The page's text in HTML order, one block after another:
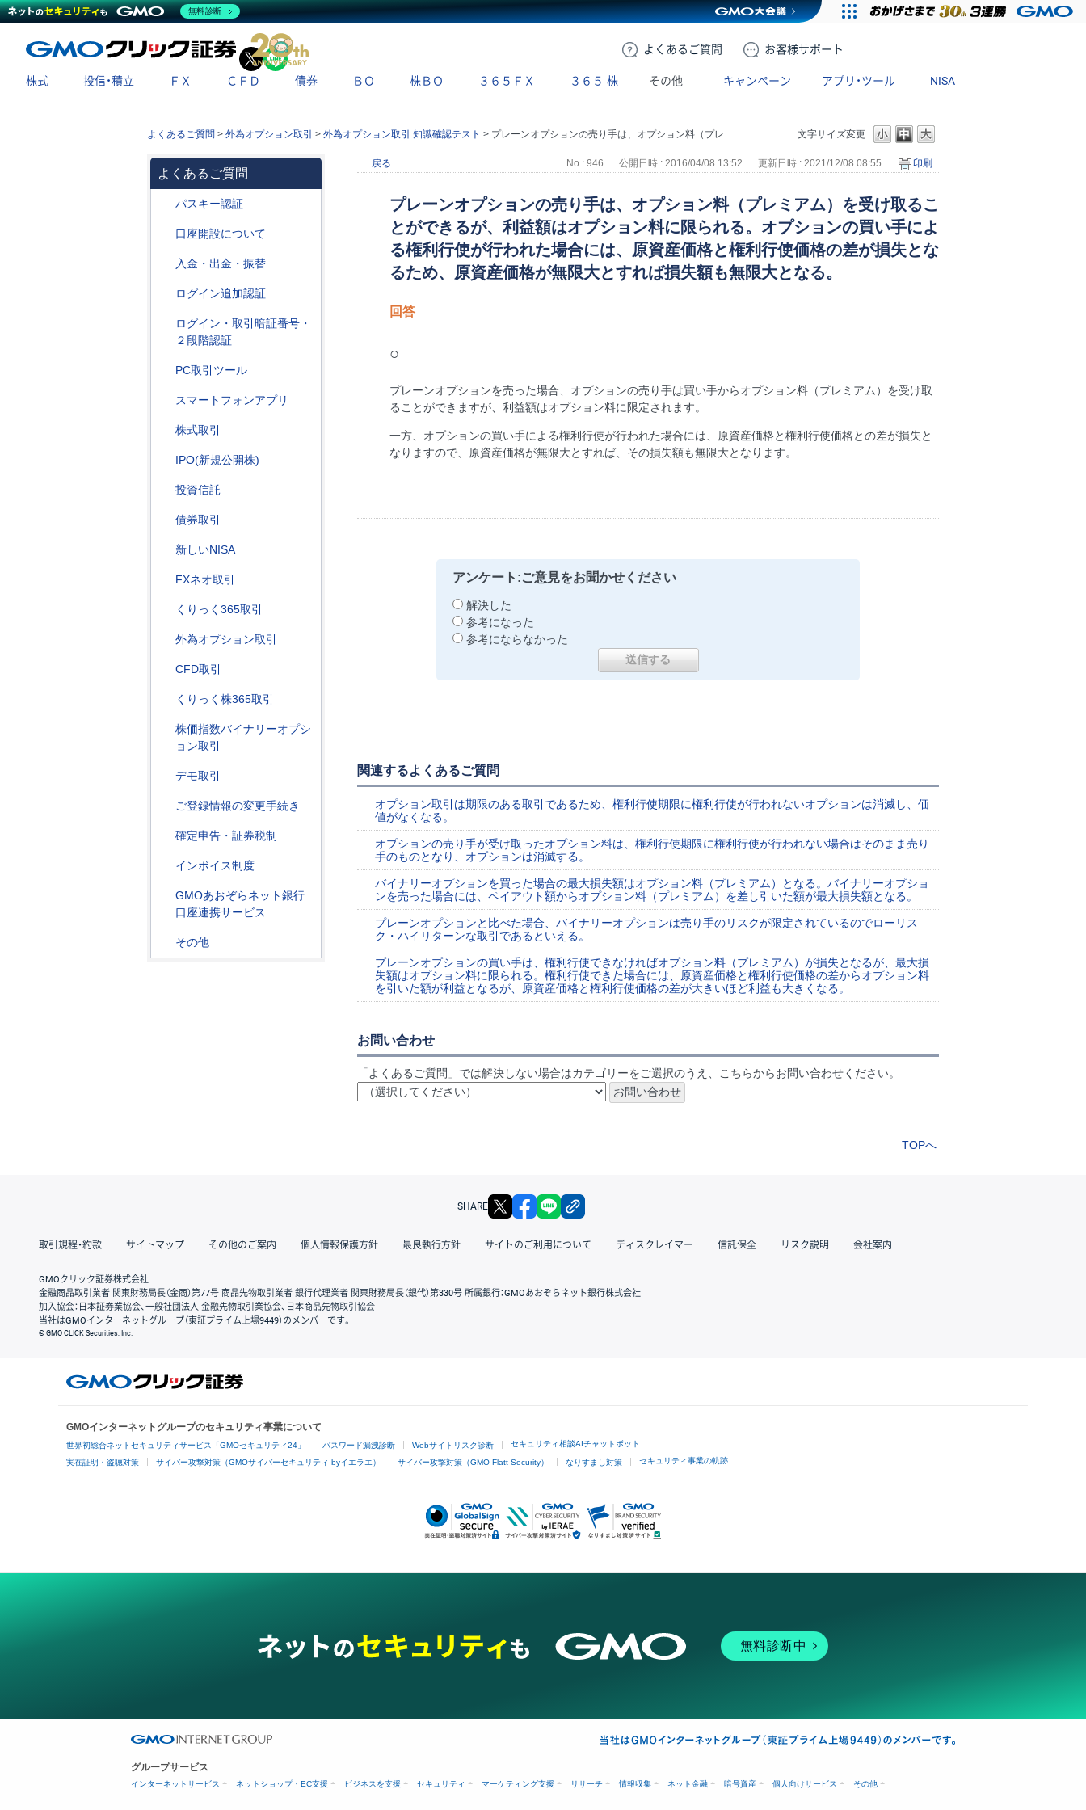
よくある ご質問 お客様サポート
X
株式 投信・積立 ＦＸ ＣＦＤ 債券 ＢＯ 株ＢＯ ３６５ＦＸ ３６５ 株 その他 キャンペーン アプリ・ツール NISA
文字サイズ変更
よくあるご質問 > 外為オプション取引 > 外為オプション取引 知識確認テスト > プレーンオプションの売り手は、オプション料（プレミアム）を受け取ることができるが、利益額はオプション料に限られる。オプションの買い手による権利行使が行われた場合には、原資産価格と権利行使価格の差が損失となるため、原資産価格が無限大とすれば損失額も無限大となる。
よくあるご質問
パスキー認証
口座開設について
入金・出金・振替
ログイン追加認証
ログイン・取引暗証番号・
２段階認証
PC取引ツール
スマートフォンアプリ
株式取引
IPO(新規公開株)
投資信託
債券取引
新しいNISA
FXネオ取引
くりっく365取引
外為オプション取引
CFD取引
くりっく株365取引
株価指数バイナリーオプシ
ョン取引
デモ取引
ご登録情報の変更手続き
確定申告・証券税制
インボイス制度
GMOあおぞらネット銀行
口座連携サービス
その他
戻る No : 946 公開日時 : 2016/04/08 13:52 更新日時 : 2021/12/08 08:55 印刷
プレーンオプションの売り手は、オプション料（プレミアム）を受け取るこ
とができるが、利益額はオプション料に限られる。オプションの買い手によ
る権利行使が行われた場合には、原資産価格と権利行使価格の差が損失とな
るため、原資産価格が無限大とすれば損失額も無限大となる。
回答
○
プレーンオプションを売った場合、オプションの売り手は買い手からオプション料（プレミアム）を受け取
ることができますが、利益額はオプション料に限定されます。
一方、オプションの買い手による権利行使が行われた場合には、原資産価格と権利行使価格との差が損失と
なりますので、原資産価格が無限大とすれば、その損失額も無限大となります。
アンケート:ご意見をお聞かせください
解決した
参考になった
参考にならなかった
関連するよくあるご質問
オプション取引は期限のある取引であるため、権利行使期限に権利行使が行われないオプションは消滅し、価
値がなくなる。
オプションの売り手が受け取ったオプション料は、権利行使期限に権利行使が行われない場合はそのまま売り
手のものとなり、オプションは消滅する。
バイナリーオプションを買った場合の最大損失額はオプション料（プレミアム）となる。バイナリーオプショ
ンを売った場合には、ペイアウト額からオプション料（プレミアム）を差し引いた額が最大損失額となる。
プレーンオプションと比べた場合、バイナリーオプションは売り手のリスクが限定されているのでローリス
ク・ハイリターンな取引であるといえる。
プレーンオプションの買い手は、権利行使できなければオプション料（プレミアム）が損失となるが、最大損
失額はオプション料に限られる。権利行使できた場合には、原資産価格と権利行使価格の差からオプション料
を引いた額が利益となるが、原資産価格と権利行使価格の差が大きいほど利益も大きくなる。
お問い合わせ
「よくあるご質問」では解決しない場合はカテゴリーをご選択のうえ、こちらからお問い合わせください。
TOPへ
SHARE X facebook
取引規程・約款 サイトマップ その他のご案内 個人情報保護方針 最良執行方針 サイトのご利用について ディスクレイマー 信託保全 リスク説明 会社案内
GMOクリック証券株式会社
金融商品取引業者 関東財務局長（金商）第77号 商品先物取引業者 銀行代理業者 関東財務局長（銀代）第330号 所属銀行：GMOあおぞらネット銀行株式会社
加入協会：日本証券業協会、一般社団法人 金融先物取引業協会、日本商品先物取引協会
当社はGMOインターネットグループ（東証プライム上場9449）のメンバーです。
© GMO CLICK Securities, Inc.
GMOインターネットグループのセキュリティ事業について
世界初総合ネットセキュリティサービス「GMOセキュリティ24」 パスワード漏洩診断 Webサイトリスク診断 セキュリティ相談AIチャットボット
実在証明・盗聴対策 サイバー攻撃対策（GMOサイバーセキュリティ byイエラエ） サイバー攻撃対策（GMO Flatt Security） なりすまし対策 セキュリティ事業の軌跡
無料診断中
グループサービス
インターネットサービス ネットショップ・EC支援 ビジネスを支援 セキュリティ マーケティング支援 リサーチ 情報収集 ネット金融 暗号資産 個人向けサービス その他
無料診断